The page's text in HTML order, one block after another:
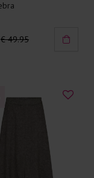
€ 49.95